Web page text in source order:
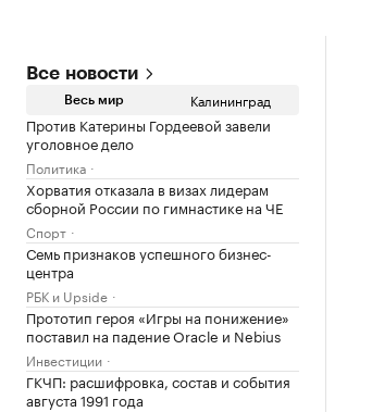
Все новости
Весь мир Калининград
Против Катерины Гордеевой завели
уголовное дело
Политика
Хорватия отказала в визах лидерам
сборной России по гимнастике на ЧЕ
Спорт
Семь признаков успешного бизнес-
центра
РБК и Upside
Прототип героя «Игры на понижение»
поставил на падение Oracle и Nebius
Инвестиции
ГКЧП: расшифровка, состав и события
августа 1991 года